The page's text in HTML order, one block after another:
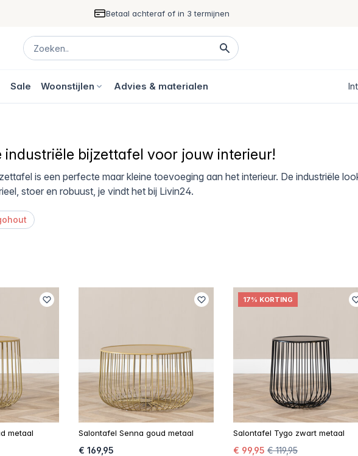
Betaal achteraf of in 3 termijnen
Sale Woonstijlen Advies & materialen
industriële bijzettafel voor jouw interieur!
is een perfecte maar kleine toevoeging aan het interieur. De industriële
stoer en robuust, je vindt het bij Livin24.
metaal Salontafel Senna goud metaal
€ 169,95
17% KORTING
Salontafel Tygo zwart metaal
€ 99,95 € 119,95